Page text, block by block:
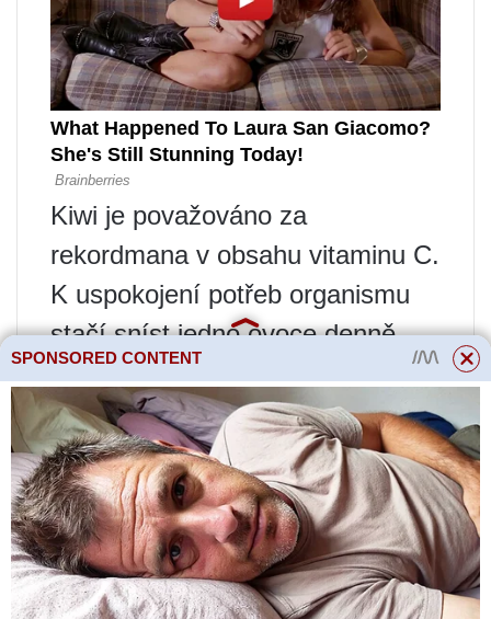
Kiwi je považováno za
rekordmana v obsahu vitaminu C.
K uspokojení potřeb organismu
stačí sníst jedno ovoce denně.
Bobule jsou navíc bohaté na
hořčík a kyselinu nikotinovou.
Enzym aktinidin obsažený v jeho
složení podporuje rozklad bílkovin
a aktivně stimuluje trávicí
procesy, zlepšuje složení
mikroflóry. Plody obsahují také
SPONSORED CONTENT